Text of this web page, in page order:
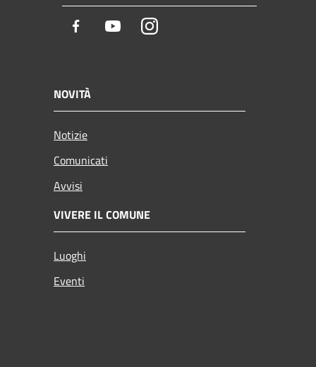
Facebook YoutubeInstagram
NOVITÀ
Notizie
Comunicati
Avvisi
VIVERE IL COMUNE
Luoghi
Eventi